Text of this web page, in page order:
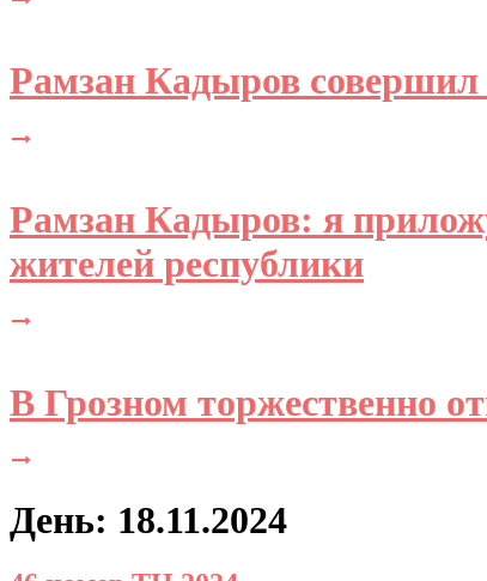
Рамзан Кадыров совершил
Рамзан Кадыров: я
жителей республики
В Грозном торжественно
День: 18.11.2024